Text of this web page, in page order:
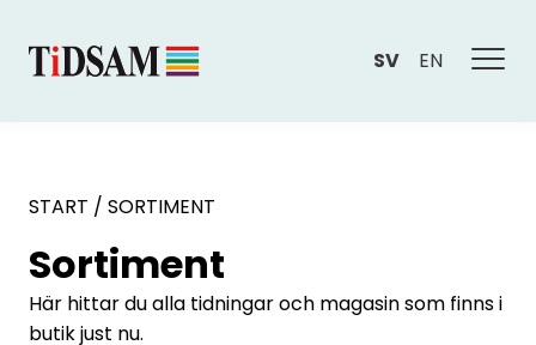
SV EN
START / SORTIMENT
Sortiment
Här hittar du alla tidningar och magasin som finns i
butik just nu.